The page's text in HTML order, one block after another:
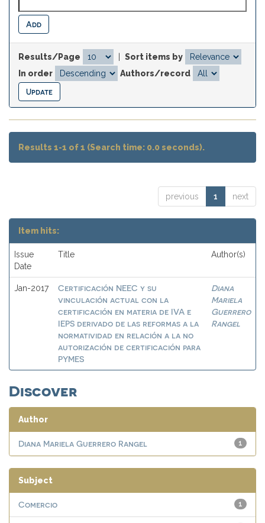
Results/Page
Sort items by
In order
Authors/record
Results 1-1 of 1 (Search time: 0.0 seconds).
previous 1 next
Item hits:
Issue
Date
Title Author(s)
Jan-2017
Certificación NEEC y su
vinculación actual con la
certificación en materia de IVA e
IEPS derivado de las reformas a la
normatividad en relación a la no
autorización de certificación para
PYMES
Diana
Mariela
Guerrero
Rangel
Discover
Author
1
Diana Mariela Guerrero Rangel
Subject
1
Comercio